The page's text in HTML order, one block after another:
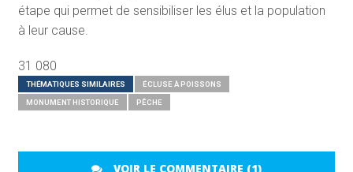
étape qui permet de sensibiliser les élus et la population
à leur cause.
31 080
THÉMATIQUES SIMILAIRES ÉCLUSE À POISSONS
MONUMENT HISTORIQUE PÊCHE
VOIR LE COMMENTAIRE (1)